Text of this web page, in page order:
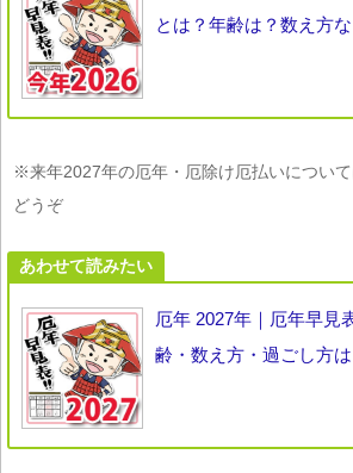
とは？年齢は？数え方
※来年2027年の厄年・厄除け厄払いについ
どうぞ
あわせて読みたい
厄年 2027年｜厄年早見
齢・数え方・過ごし方は